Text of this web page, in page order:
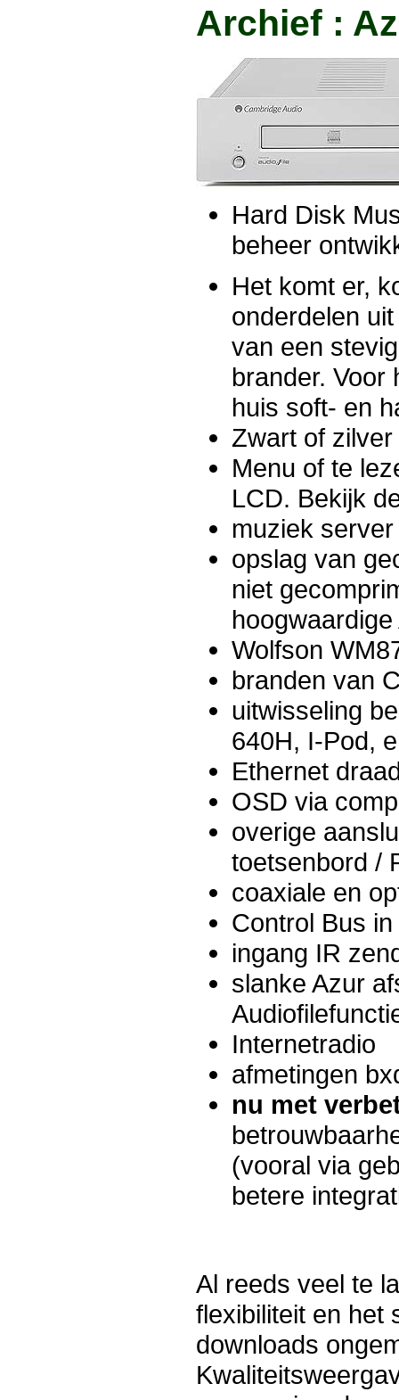
Archief :
Hard Disk
beheer
Het komt er,
onderdelen
van een
brander. Voor
huis soft- en
Zwart of zilver
Menu of te
LCD. Bekijk
muziek
opslag van
niet
Wolfson
branden van
uitwisseling
640H, I-Pod,
Ethernet
OSD via
overige
toetsenbord /
coaxiale en
Control Bus
ingang IR
slanke Azur
Internetradio
afmetingen
nu met
(vooral via
betere
Al reeds veel te
flexibiliteit en het
downloads